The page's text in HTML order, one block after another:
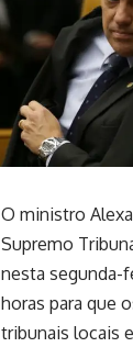
O ministro
Supremo
nesta segunda-
horas para que
tribunais locais